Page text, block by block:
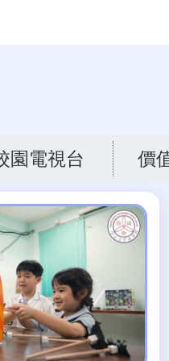
園電視台 價